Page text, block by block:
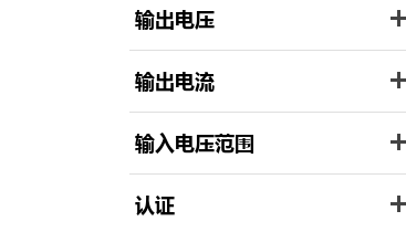
输出电压
输出电流
输入电压范围
认证